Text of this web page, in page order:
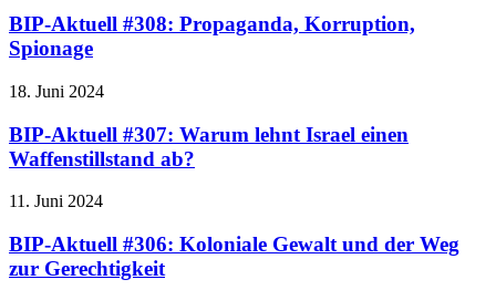
BIP-Aktuell #308: Propaganda, Korruption,
Spionage
18. Juni 2024
BIP-Aktuell #307: Warum lehnt Israel einen
Waffenstillstand ab?
11. Juni 2024
BIP-Aktuell #306: Koloniale Gewalt und der Weg
zur Gerechtigkeit